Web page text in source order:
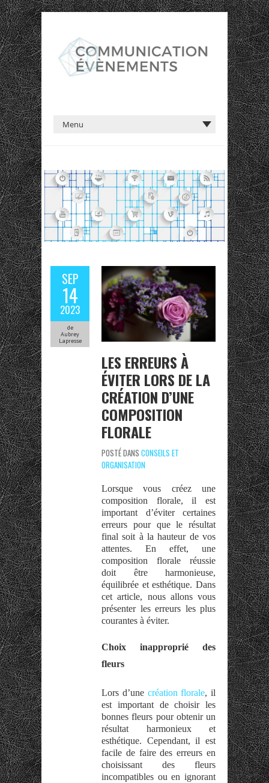
SEP
14
2023
de
Aubrey
Lapresse
LES ERREURS À
ÉVITER LORS DE LA
CRÉATION D’UNE
COMPOSITION
FLORALE
POSTÉ DANS CONSEILS ET
ORGANISATION
Lorsque vous créez une
composition florale, il est
important d’éviter certaines
erreurs pour que le résultat
final soit à la hauteur de vos
attentes. En effet, une
composition florale réussie
doit être harmonieuse,
équilibrée et esthétique. Dans
cet article, nous allons vous
présenter les erreurs les plus
courantes à éviter.
Choix inapproprié des
fleurs
Lors d’une création florale, il
est important de choisir les
bonnes fleurs pour obtenir un
résultat harmonieux et
esthétique. Cependant, il est
facile de faire des erreurs en
choisissant des fleurs
incompatibles ou en ignorant